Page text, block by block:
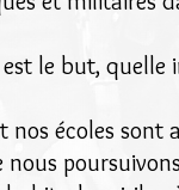
le but,
écoles sont